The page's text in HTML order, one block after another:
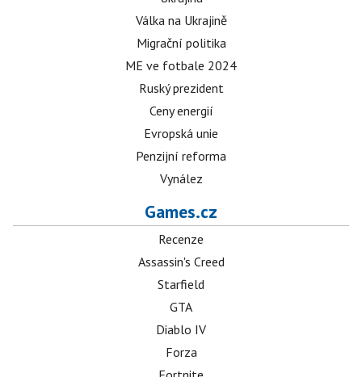
Válka na Ukrajině
Migrační politika
ME ve fotbale 2024
Ruský prezident
Ceny energií
Evropská unie
Penzijní reforma
Vynález
Games.cz
Recenze
Assassin's Creed
Starfield
GTA
Diablo IV
Forza